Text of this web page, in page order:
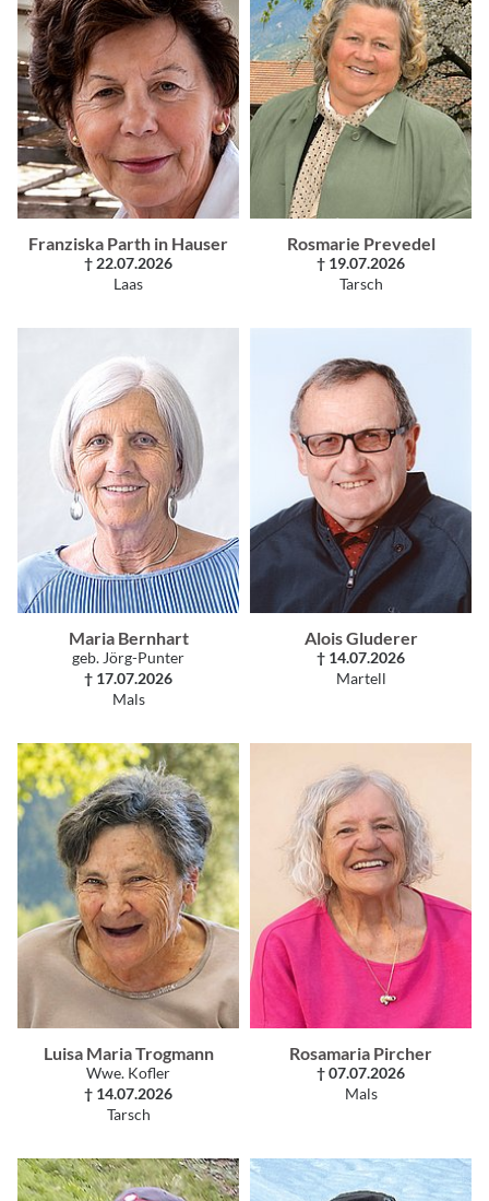
Franziska Parth in Hauser
† 22.07.2026
Laas
Rosmarie Prevedel
† 19.07.2026
Tarsch
Maria Bernhart
geb. Jörg-Punter
† 17.07.2026
Mals
Alois Gluderer
† 14.07.2026
Martell
Luisa Maria Trogmann
Wwe. Kofler
† 14.07.2026
Tarsch
Rosamaria Pircher
† 07.07.2026
Mals